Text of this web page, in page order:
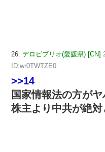
26: デロビブリオ(愛媛県) [CN]
ID:wr0TWTZE0
>>14
国家情報法の方が
株主より中共が絶